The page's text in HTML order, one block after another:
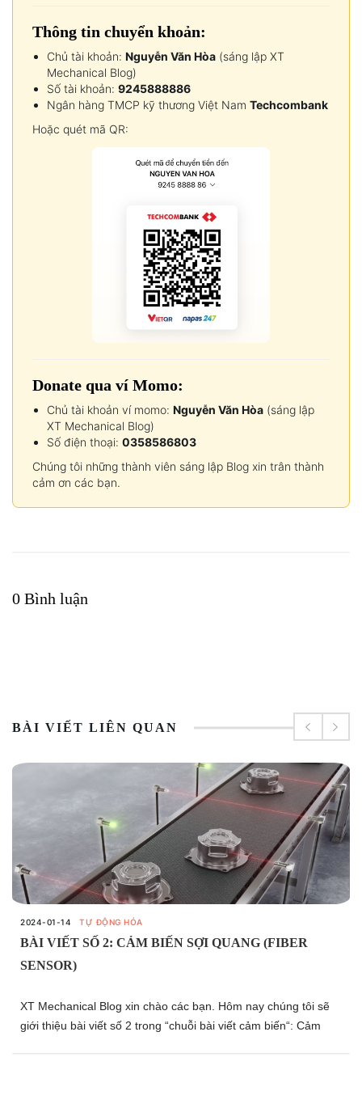
Thông tin chuyển khoản:
Chủ tài khoản: Nguyễn Văn Hòa (sáng lập XT
Mechanical Blog)
Số tài khoản: 9245888886
Ngân hàng TMCP kỹ thương Việt Nam Techcombank
Hoặc quét mã QR:
Donate qua ví Momo:
Chủ tài khoản ví momo: Nguyễn Văn Hòa (sáng lập
XT Mechanical Blog)
Số điện thoại: 0358586803
Chúng tôi những thành viên sáng lập Blog xin trân thành
cảm ơn các bạn.
0 Bình luận
BÀI VIẾT LIÊN QUAN
2024-01-14 TỰ ĐỘNG HÓA
BÀI VIẾT SỐ 2: CẢM BIẾN SỢI QUANG (FIBER
SENSOR)
XT Mechanical Blog xin chào các bạn. Hôm nay chúng tôi sẽ
giới thiệu bài viết số 2 trong “chuỗi bài viết cảm biến“: Cảm